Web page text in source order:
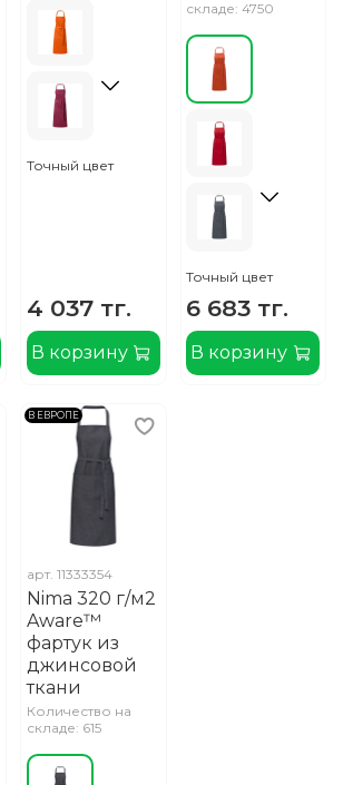
Точный цвет
4 037 тг.
В корзину
складе: 4750
Точный цвет
6 683 тг.
В корзину
В ЕВРОПЕ
арт.11333354
Nima 320 г/м2
Aware™
фартук из
джинсовой
ткани
Количество на
складе: 615